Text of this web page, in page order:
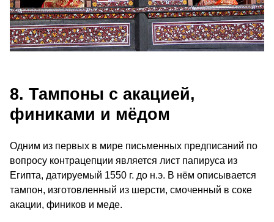
8. Тампоны с акацией,
финиками и мёдом
Одним из первых в мире письменных предписаний по
вопросу контрацепции является лист папируса из
Египта, датируемый 1550 г. до н.э. В нём описывается
тампон, изготовленный из шерсти, смоченный в соке
акации, фиников и меде.